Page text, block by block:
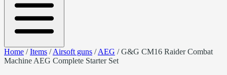
Home /Items /Airsoft guns /AEG /G&G CM16 Raider Combat
Machine AEG Complete Starter Set